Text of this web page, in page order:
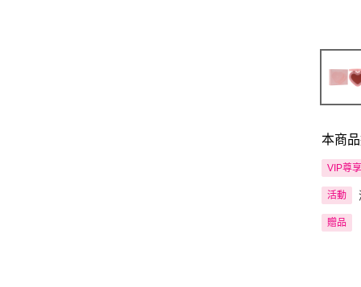
本商
VIP尊享
活動
贈品